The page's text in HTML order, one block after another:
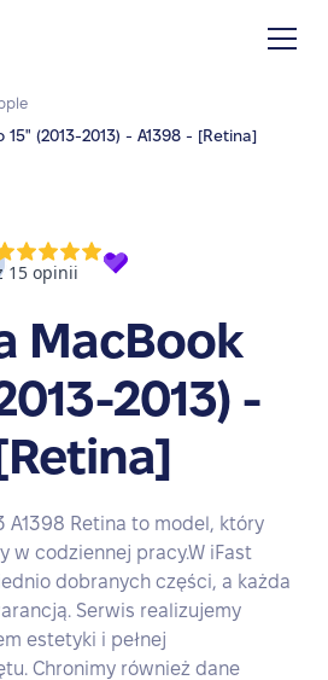
15" (2013-2013) - A1398 - [Retina]
MacBook
2013) -
A1398 Retina to model, który
w codziennej pracy.W iFast
dobranych części, a każda
Serwis realizujemy
estetyki i pełnej
Chronimy również dane